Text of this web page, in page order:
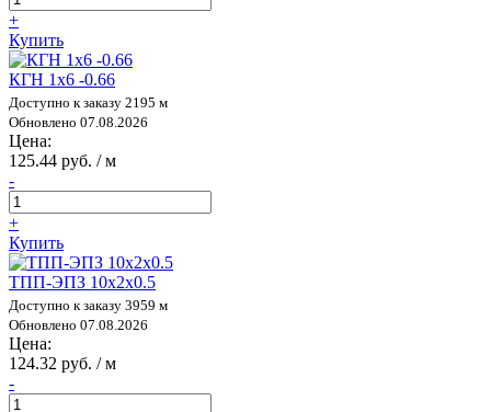
+
Купить
КГН 1х6 -0.66
Доступно к заказу 2195 м
Обновлено 07.08.2026
Цена:
125.44 руб. / м
-
+
Купить
ТПП-ЭПЗ 10х2х0.5
Доступно к заказу 3959 м
Обновлено 07.08.2026
Цена:
124.32 руб. / м
-